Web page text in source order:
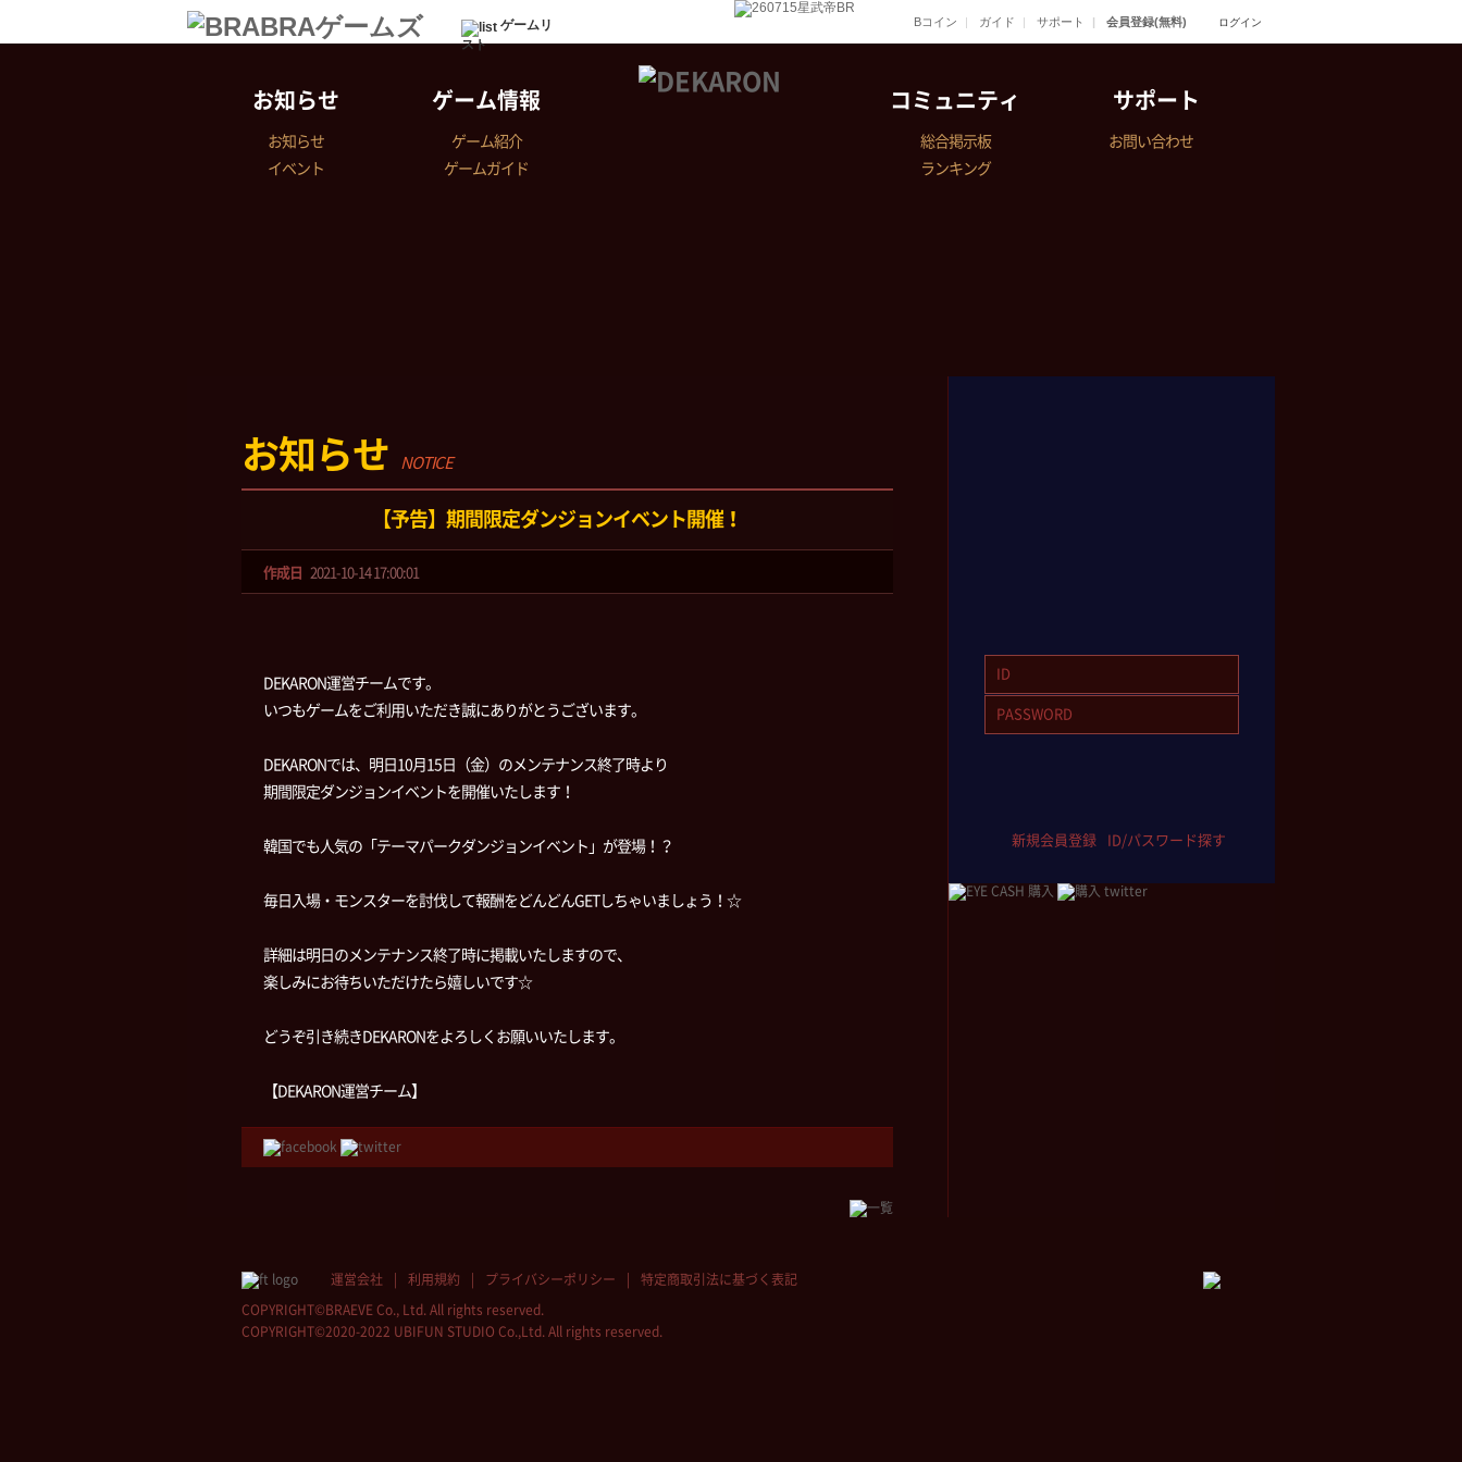
ゲームリ
スト
Bコイン ガイド サポート 会員登録(無料) ログイン
お知らせ
お知らせ
イベント
ゲーム情報
ゲーム紹介
ゲームガイド
コミュニティ
総合掲示板
ランキング
サポート
お問い合わせ
お知らせ NOTICE
【予告】期間限定ダンジョンイベント開催！
作成日 2021-10-14 17:00:01
DEKARON運営チームです。
いつもゲームをご利用いただき誠にありがとうございます。
DEKARONでは、明日10月15日（金）のメンテナンス終了時より
期間限定ダンジョンイベントを開催いたします！
韓国でも人気の「テーマパークダンジョンイベント」が登場！？
毎日入場・モンスターを討伐して報酬をどんどんGETしちゃいましょう！☆
詳細は明日のメンテナンス終了時に掲載いたしますので、
楽しみにお待ちいただけたら嬉しいです☆
どうぞ引き続きDEKARONをよろしくお願いいたします。
【DEKARON運営チーム】
新規会員登録 ID/パスワード探す
運営会社 利用規約 プライバシーポリシー 特定商取引法に基づく表記
COPYRIGHT©BRAEVE Co., Ltd. All rights reserved.
COPYRIGHT©2020-2022 UBIFUN STUDIO Co.,Ltd. All rights reserved.